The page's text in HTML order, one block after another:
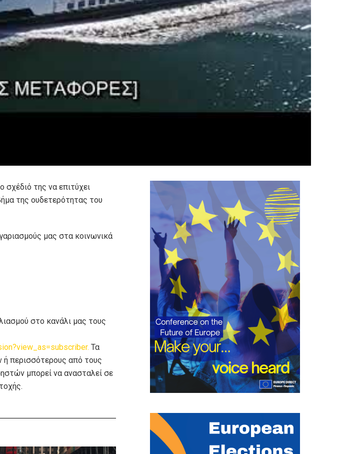
σχέδιό της να επιτύχει
της ουδετερότητας του
μας στα κοινωνικά
στο κανάλι μας τους
Τα
ή περισσότερους από τους
μπορεί να ανασταλεί σε